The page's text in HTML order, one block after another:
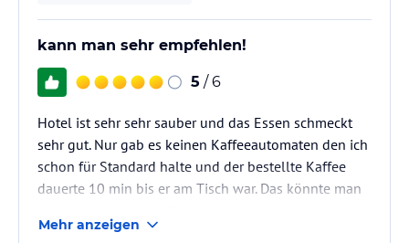
kann man sehr empfehlen!
5 / 6
Hotel ist sehr sehr sauber und das Essen schmeckt
sehr gut. Nur gab es keinen Kaffeeautomaten den ich
schon für Standard halte und der bestellte Kaffee
dauerte 10 min bis er am Tisch war. Das könnte man
Speisesaal waren schrecklich das ist das einzige was
Mehr anzeigen